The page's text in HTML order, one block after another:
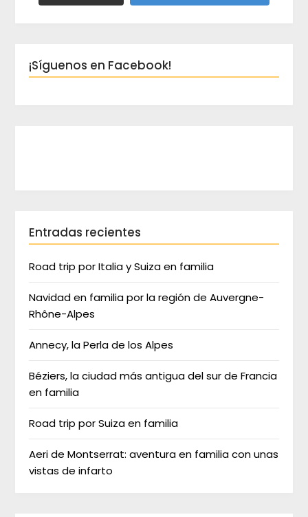
¡Síguenos en Facebook!
Entradas recientes
Road trip por Italia y Suiza en familia
Navidad en familia por la región de Auvergne-
Rhône-Alpes
Annecy, la Perla de los Alpes
Béziers, la ciudad más antigua del sur de Francia
en familia
Road trip por Suiza en familia
Aeri de Montserrat: aventura en familia con unas
vistas de infarto